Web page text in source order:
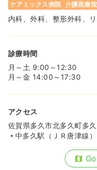
ケアミックス病院 介護医療院
内科、外科、整形外科、
診療時間
月～土 9:00～12:30
月～金 14:00～17:30
アクセス
佐賀県多久市北多久町多
中多久駅（ＪＲ唐津線）